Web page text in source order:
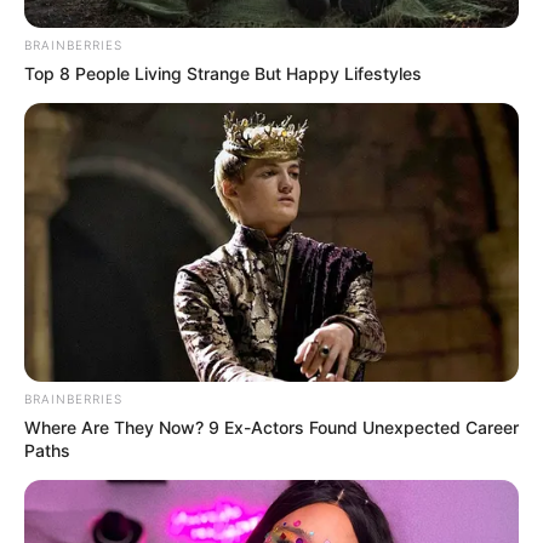
(foto: instagram/official_un_b)
BRAINBERRIES
Top 8 People Living Strange But Happy Lifestyles
BRAINBERRIES
Where Are They Now? 9 Ex-Actors Found Unexpected Career
Paths